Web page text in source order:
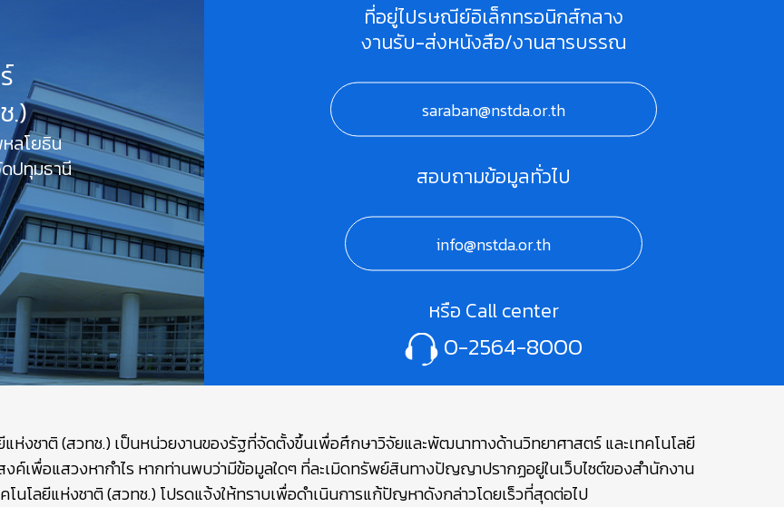
.)
หลโยธิน
ปทุมธานี
ที่อยู่ไปรษณีย์อิเล็กทรอนิกส์กลาง
งานรับ-ส่งหนังสือ/งานสารบรรณ
saraban@nstda.or.th
สอบถามข้อมูลทั่วไป
info@nstda.or.th
หรือ Call center
0-2564-8000
ห่งชาติ (สวทช.) เป็นหน่วยงานของรัฐที่จัดตั้งขึ้นเพื่อศึกษาวิจัยและพัฒนาทางด้านวิทยาศาสตร์ และเทคโนโลยี
ค์เพื่อแสวงหากำไร หากท่านพบว่ามีข้อมูลใดๆ ที่ละเมิดทรัพย์สินทางปัญญาปรากฏอยู่ในเว็บไซต์ของสำนักงาน
นโลยีแห่งชาติ (สวทช.) โปรดแจ้งให้ทราบเพื่อดำเนินการแก้ปัญหาดังกล่าวโดยเร็วที่สุดต่อไป